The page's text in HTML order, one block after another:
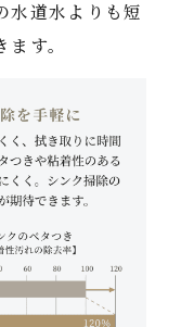
水道水よりも短
す。